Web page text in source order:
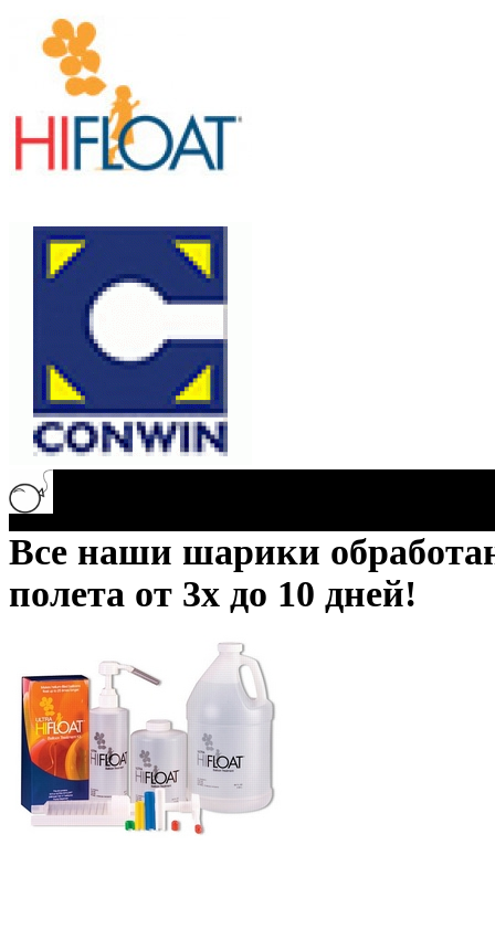
Все наши шарики
полета от 3х до 10 дней!